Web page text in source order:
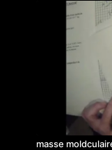
masse